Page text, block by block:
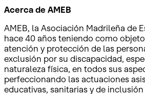
Acerca de AMEB
AMEB, la Asociación Madrileña de
hace 40 años teniendo como
atención y protección de las
exclusión por su discapacidad,
naturaleza física, en todos sus
perfeccionando las actuaciones
educativas, sanitarias y de